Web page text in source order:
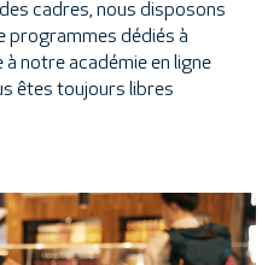
cadres, nous disposons
programmes dédiés à
notre académie en ligne
êtes toujours libres